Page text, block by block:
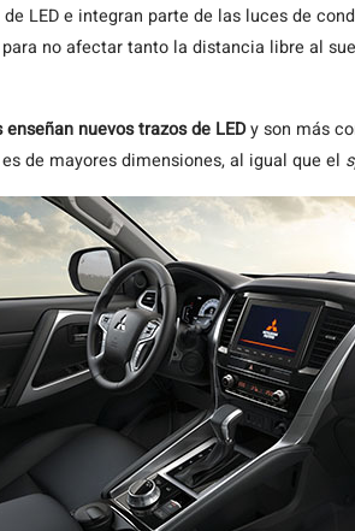
LED e integran parte de las luces de
no afectar tanto la distancia libre al
nuevos trazos de LEDy son más
de mayores dimensiones, al igual que el